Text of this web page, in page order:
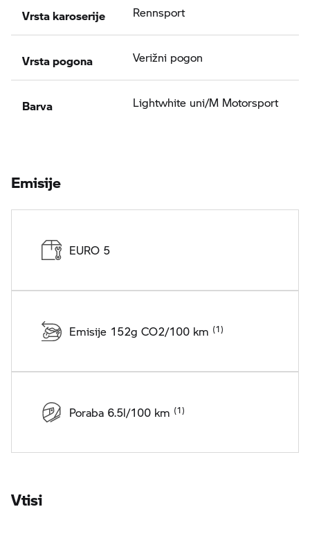
Vrsta karoserije Rennsport
Vrsta pogona Verižni pogon
Barva Lightwhite uni/M Motorsport
Emisije
EURO 5
Emisije 152g CO2/100 km
Poraba 6.5l/100 km
Vtisi